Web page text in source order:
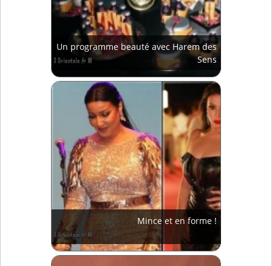
Un programme beauté avec Harem des
Sens
Mince et en forme !